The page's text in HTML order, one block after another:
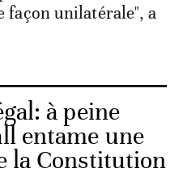
façon unilatérale", a
à peine
entame une
la Constitution